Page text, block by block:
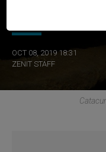
OCT 08, 2019 18:31
ZENIT STAFF